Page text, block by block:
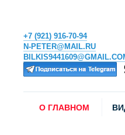
+7 (921) 916-70-94
N-PETER@MAIL.RU
О ГЛАВНОМ